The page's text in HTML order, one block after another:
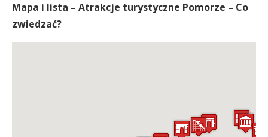
Mapa i lista – Atrakcje turystyczne Pomorze – Co
zwiedzać?